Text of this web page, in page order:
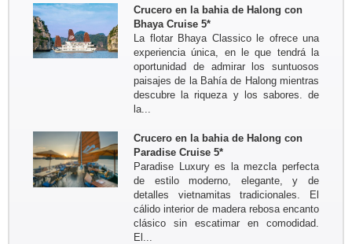
- Bahia de Halong - Tren nocturno...
Groupo: Sr BRIEUC de Meeus y
Sra Sibylle SMETS
Circuito a medida para descubrir el
sur de Vietnam y el Camboya del 4
marzo al 14 marzo 2017
Bruselas - Saigon - Tay Ninh -
Crucero en la bahia de Halong con
Bhaya Cruise 5*
La flotar Bhaya Classico le ofrece una
experiencia única, en le que tendrá la
oportunidad de admirar los suntuosos
paisajes de la Bahía de Halong mientras
descubre la riqueza y los sabores. de
la...
Crucero en la bahia de Halong con
Paradise Cruise 5*
Paradise Luxury es la mezcla perfecta
de estilo moderno, elegante, y de
detalles vietnamitas tradicionales. El
cálido interior de madera rebosa encanto
clásico sin escatimar en comodidad.
El...